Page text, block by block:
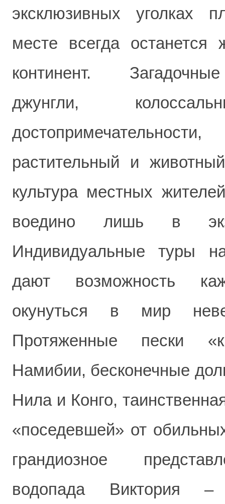
эксклюзивных уголках
месте всегда останется
континент.
джунгли,
растительный и
культура местных
воедино лишь в
Индивидуальные туры
дают возможность
окунуться в мир
Протяженные пески
Намибии, бесконечные
Нила и Конго,
«поседевшей» от
грандиозное
водопада Виктория